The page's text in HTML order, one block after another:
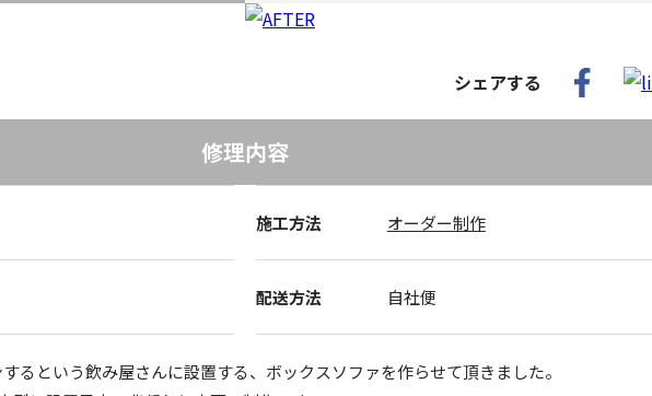
シェアする
修理内容
施工方法 オーダー制作
配送方法 自社便
るという飲み屋さんに設置する、ボックスソファを作らせて頂きました。